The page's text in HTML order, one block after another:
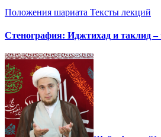
Положения шариата Тексты лекций
Стенография: Иджтихад и таклид –